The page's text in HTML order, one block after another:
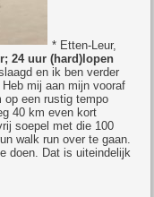
* Etten-Leur,
24 uur (hard)lopen
en ik ben verder
mij aan mijn vooraf
op een rustig tempo
40 km even kort
soepel met die 100
walk run over te gaan.
doen. Dat is uiteindelijk